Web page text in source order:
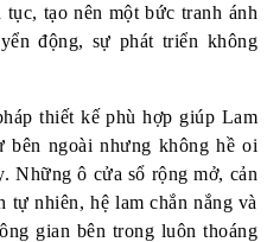
tạo nên một bức tranh ánh
động, sự phát triển không
thiết kế phù hợp giúp Lam
bên ngoài nhưng không hề oi
Những ô cửa sổ rộng mở, cản
tự nhiên, hệ lam chắn nắng và
gian bên trong luôn thoáng